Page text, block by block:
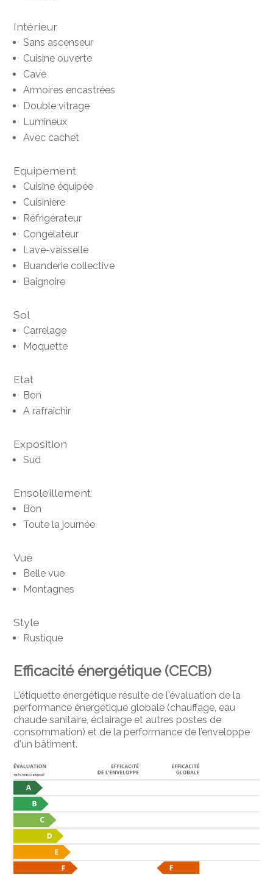
Intérieur
Sans ascenseur
Cuisine ouverte
Cave
Armoires encastrées
Double vitrage
Lumineux
Avec cachet
Equipement
Cuisine équipée
Cuisinière
Réfrigérateur
Congélateur
Lave-vaisselle
Buanderie collective
Baignoire
Sol
Carrelage
Moquette
Etat
Bon
A rafraîchir
Exposition
Sud
Ensoleillement
Bon
Toute la journée
Vue
Belle vue
Montagnes
Style
Rustique
Efficacité énergétique (CECB)
L'étiquette énergétique résulte de l'évaluation de la
performance énergétique globale (chauffage, eau
chaude sanitaire, éclairage et autres postes de
consommation) et de la performance de l’enveloppe
d'un bâtiment.